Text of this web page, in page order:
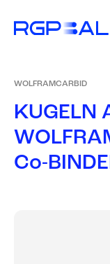
WOLFRAMCARBID
KUGELN
WOLFRA
Co-BINDE